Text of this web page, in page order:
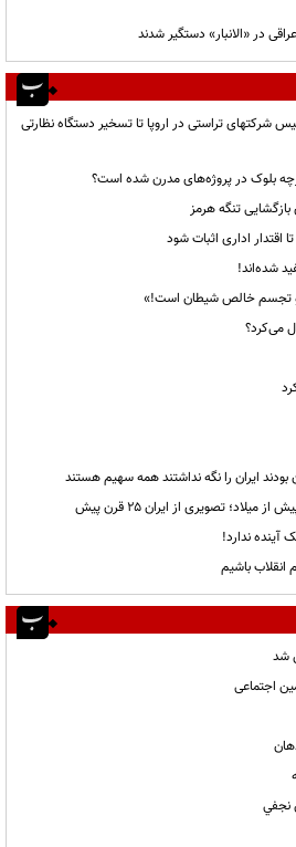
در «الانبار» دستگیر شدند
شرکتهای تراستی در اروپا تا تسخیر دستگاه نظارتی
بلوک در پروژه‌های مدرن شده است؟
بازگشایی تنگه هرمز
اقتدار اداری اثبات شود
شده‌اند!
تجسم خالص شیطان است!»
بودند ایران را نگه نداشتند همه سهیم هستند
آینده ندارد!
انقلاب باشیم
شد
اجتماعی
نجفي